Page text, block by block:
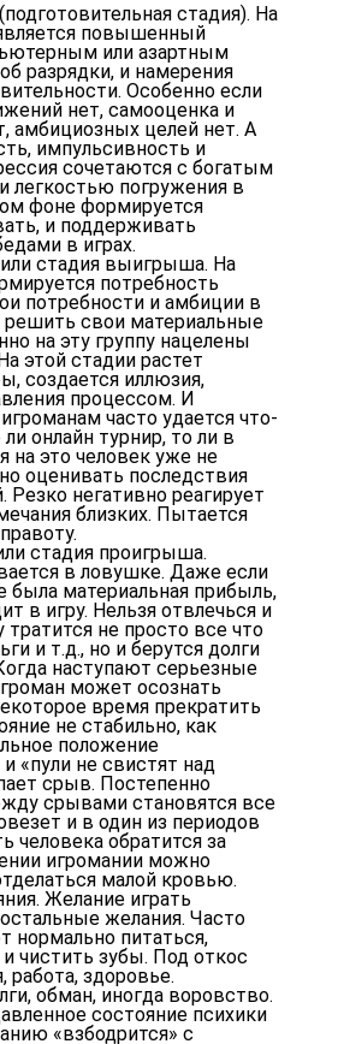
стадия). На
повышенный
или азартным
разрядки, и намерения
Особенно если
нет, самооценка и
амбициозных целей нет. А
импульсивность и
сочетаются с богатым
легкостью погружения в
фоне формируется
и поддерживать
в играх.
стадия выигрыша. На
потребность
потребности и амбиции в
решить свои материальные
на эту группу нацелены
этой стадии растет
создается иллюзия,
процессом. И
часто удается что-
онлайн турнир, то ли в
на это человек уже не
оценивать последствия
Резко негативно реагирует
близких. Пытается
стадия проигрыша.
в ловушке. Даже если
была материальная прибыль,
в игру. Нельзя отвлечься и
тратится не просто все что
и т.д., но и берутся долги
наступают серьезные
может осознать
время прекратить
не стабильно, как
положение
«пули не свистят над
срыв. Постепенно
срывами становятся все
и в один из периодов
человека обратится за
игромании можно
малой кровью.
Желание играть
желания. Часто
нормально питаться,
чистить зубы. Под откос
работа, здоровье.
обман, иногда воровство.
состояние психики
«взбодрится» с